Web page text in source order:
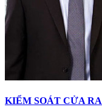
KIỂM SOÁT CỬA